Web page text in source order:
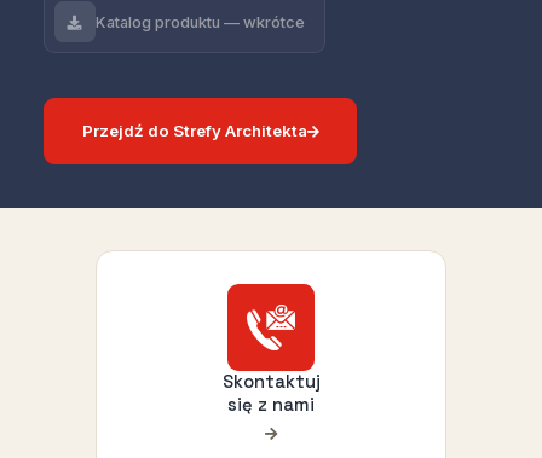
Katalog produktu — wkrótce
Przejdź do Strefy Architekta
Skontaktuj
się z nami